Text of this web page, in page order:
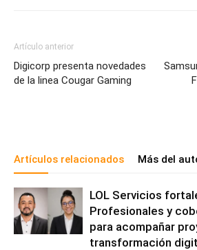
Artículo anterior
Digicorp presenta novedades
de la linea Cougar Gaming
Artículos relacionados Más del
LOL Servicios
Profesionales y
para acompañar
transformación